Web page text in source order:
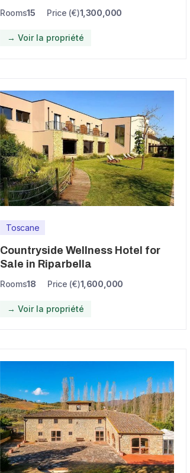
Rooms15 Price (€)1,300,000
→ Voir la propriété
Toscane
Countryside Wellness Hotel for
Sale in Riparbella
Rooms18 Price (€)1,600,000
→ Voir la propriété